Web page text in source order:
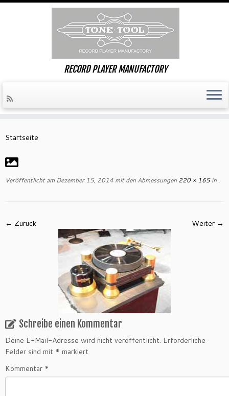
Inhalt
RECORD PLAYER MANUFACTORY
Startseite
Veröffentlicht am Dezember 15, 2014 mit den Abmessungen 220 × 165in .
← Zurück Weiter →
Schreibe einen Kommentar
Deine E-Mail-Adresse wird nicht veröffentlicht. Erforderliche
Felder sind mit * markiert
Kommentar *